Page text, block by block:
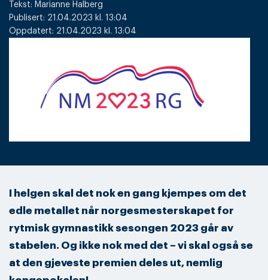
Tekst: Marianne Halberg
Publisert: 21.04.2023 kl. 13:04
Oppdatert: 21.04.2023 kl. 13:04
I helgen skal det nok en gang kjempes om det
edle metallet når norgesmesterskapet for
rytmisk gymnastikk sesongen 2023 går av
stabelen. Og ikke nok med det – vi skal også se
at den gjeveste premien deles ut, nemlig